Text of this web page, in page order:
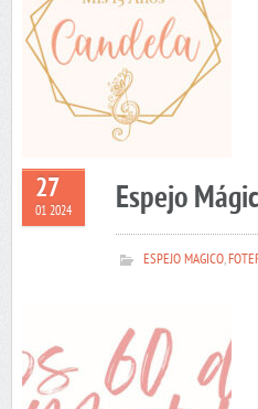
27
01 2024 Espejo
ESPEJO MAGICO,